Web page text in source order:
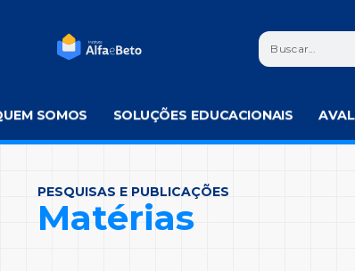
SOMOS SOLUÇÕES EDUCACIONAIS
PESQUISAS E PUBLICAÇÕES
Matérias